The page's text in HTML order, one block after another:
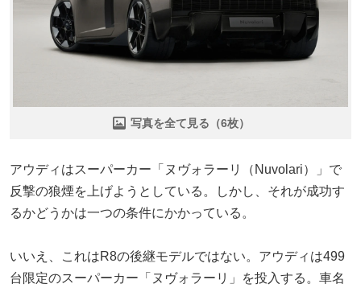
写真を全て見る（6枚）
アウディはスーパーカー「ヌヴォラーリ（Nuvolari）」で
反撃の狼煙を上げようとしている。しかし、それが成功す
るかどうかは一つの条件にかかっている。
いいえ、これはR8の後継モデルではない。アウディは499
台限定のスーパーカー「ヌヴォラーリ」を投入する。車名